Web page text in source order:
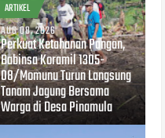
ARTIKEL
AUG 08, 2026
Perkuat Ketahanan Pangan,
Babinsa Koramil 1305-
08/Momunu Turun Langsung
Tanam Jagung Bersama
Warga di Desa Pinamula